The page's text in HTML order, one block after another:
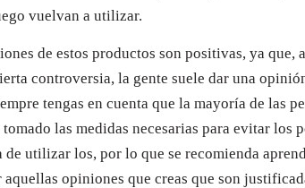
vuelvan a utilizar.
de estos productos son positivas, ya que,
controversia, la gente suele dar una
tengas en cuenta que la mayoría de las
las medidas necesarias para evitar los
de utilizar los, por lo que se recomienda
opiniones que creas que son